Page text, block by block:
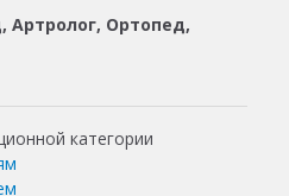
Артролог, Ортопед,
категории